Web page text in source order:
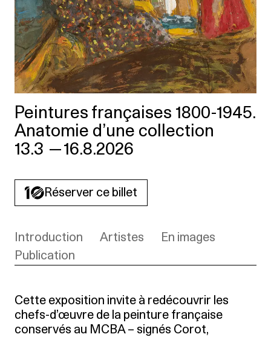
Peintures françaises 1800-1945.
Anatomie d’une collection
13.3 —16.8.2026
Réserver ce billet
Introduction Artistes
En images
Publication
Cette exposition invite à redécouvrir les
chefs-d’œuvre de la peinture française
conservés au MCBA – signés Corot,